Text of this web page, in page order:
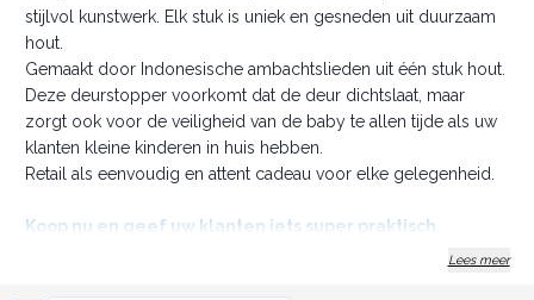
stijlvol kunstwerk. Elk stuk is uniek en gesneden uit duurzaam
hout.
Gemaakt door Indonesische ambachtslieden uit één stuk hout.
Deze deurstopper voorkomt dat de deur dichtslaat, maar
zorgt ook voor de veiligheid van de baby te allen tijde als uw
klanten kleine kinderen in huis hebben.
Retail als eenvoudig en attent cadeau voor elke gelegenheid.
Koop nu en geef uw klanten iets super praktisch.
Lees meer